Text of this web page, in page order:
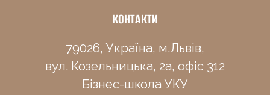
КОНТАКТИ
79026, Україна, м.Львів,
вул. Козельницька, 2а, офіс 312
Бізнес-школа УКУ